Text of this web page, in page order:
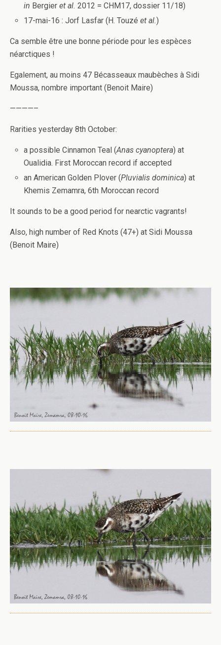
in Bergieret al. 2012 = CHM17, dossier 11/18)
17-mai-16 : Jorf Lasfar (H. Touzéet al.)
Ca semble être une bonne période pour les espèces
néarctiques !
Egalement, au moins 47 Bécasseaux maubèches à Sidi
Moussa, nombre important (Benoit Maire)
————–
Rarities yesterday 8th October:
a possible Cinnamon Teal (Anas cyanoptera) at
Oualidia. First Moroccan record if accepted
an American Golden Plover (Pluvialis dominica) at
Khemis Zemamra, 6th Moroccan record
It sounds to be a good period for nearctic vagrants!
Also, high number of Red Knots (47+) at Sidi Moussa
(Benoit Maire)